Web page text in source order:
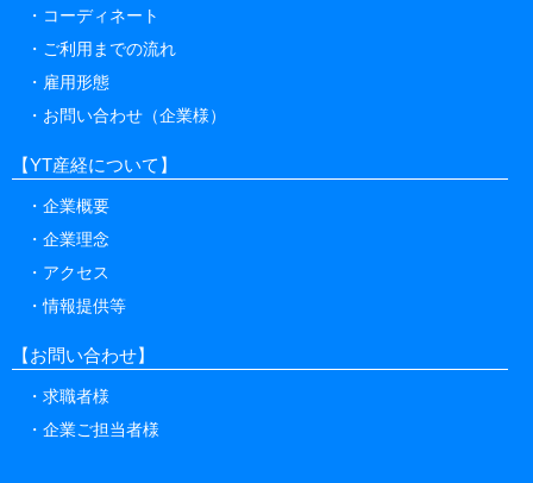
コーディネート
ご利用までの流れ
雇用形態
お問い合わせ（企業様）
【YT産経について】
企業概要
企業理念
アクセス
情報提供等
【お問い合わせ】
求職者様
企業ご担当者様